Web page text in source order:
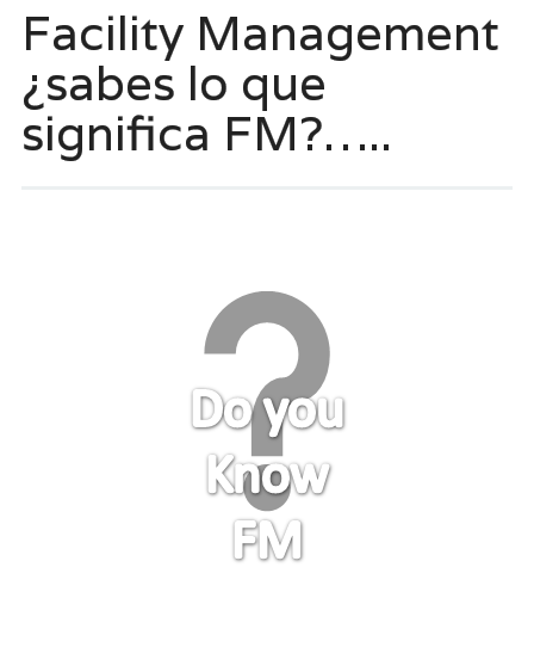
Facility Management
¿sabes lo que
significa FM?…..